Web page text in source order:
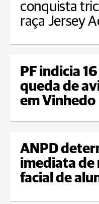
conquista
raça Jersey
PF indicia
queda de
em Vinhedo
ANPD
imediata de
facial de